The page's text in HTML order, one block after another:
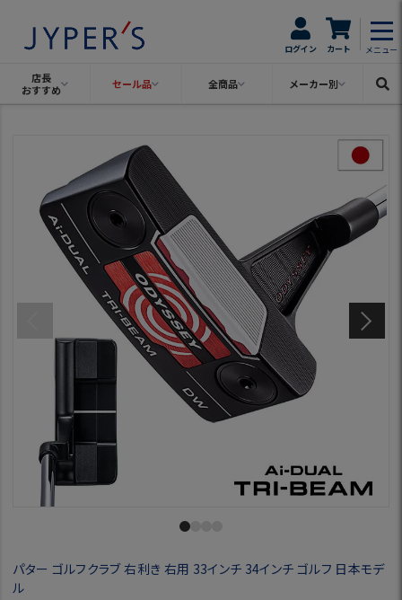
ログイン カート メニュー
店長
おすすめ
セール品 全商品 メーカー別
パター ゴルフクラブ 右利き 右用 33インチ 34インチ ゴルフ 日本モデ
ル